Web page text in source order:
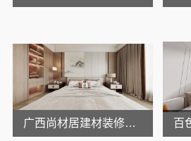
广西尚材居建材装修靠谱吗